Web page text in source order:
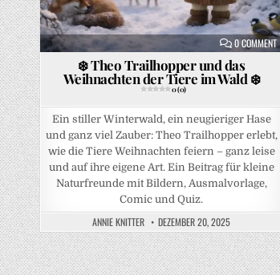
0 COMMENT
❄️ Theo Trailhopper und das
Weihnachten der Tiere im Wald ❄️
0 (0)
Ein stiller Winterwald, ein neugieriger Hase
und ganz viel Zauber: Theo Trailhopper erlebt,
wie die Tiere Weihnachten feiern – ganz leise
und auf ihre eigene Art. Ein Beitrag für kleine
Naturfreunde mit Bildern, Ausmalvorlage,
Comic und Quiz.
ANNIE KNITTER DEZEMBER 20, 2025